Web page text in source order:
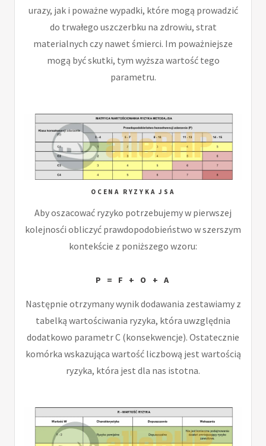
urazy, jak i poważne wypadki, które mogą prowadzić
do trwałego uszczerbku na zdrowiu, strat
materialnych czy nawet śmierci. Im poważniejsze
mogą być skutki, tym wyższa wartość tego
parametru.
OCENA RYZYKA JSA
Aby oszacować ryzyko potrzebujemy w pierwszej
kolejnosći obliczyć prawdopodobieństwo w szerszym
kontekście z poniższego wzoru:
P = F + O + A
Następnie otrzymany wynik dodawania zestawiamy z
tabelką wartościwania ryzyka, która uwzględnia
dodatkowo parametr C (konsekwencje). Ostatecznie
komórka wskazująca wartość liczbową jest wartością
ryzyka, która jest dla nas istotna.